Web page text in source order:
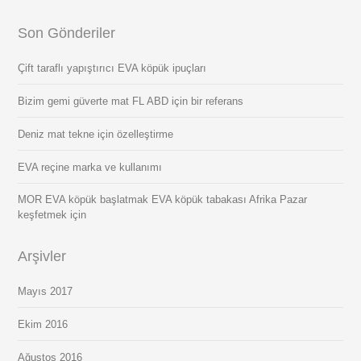
Son Gönderiler
Çift taraflı yapıştırıcı EVA köpük ipuçları
Bizim gemi güverte mat FL ABD için bir referans
Deniz mat tekne için özelleştirme
EVA reçine marka ve kullanımı
MOR EVA köpük başlatmak EVA köpük tabakası Afrika Pazar
keşfetmek için
Arşivler
Mayıs 2017
Ekim 2016
Ağustos 2016